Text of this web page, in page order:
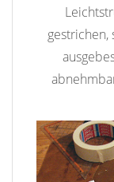
gestrichen,